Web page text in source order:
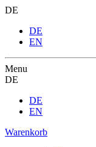
DE
DE
EN
Menu
DE
DE
EN
Warenkorb